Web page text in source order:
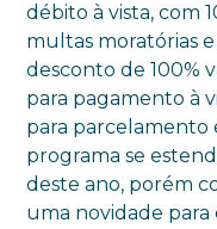
débito à vista, com
multas moratórias
desconto de 100%
para pagamento à
para parcelamento
programa se
deste ano, porém
uma novidade para